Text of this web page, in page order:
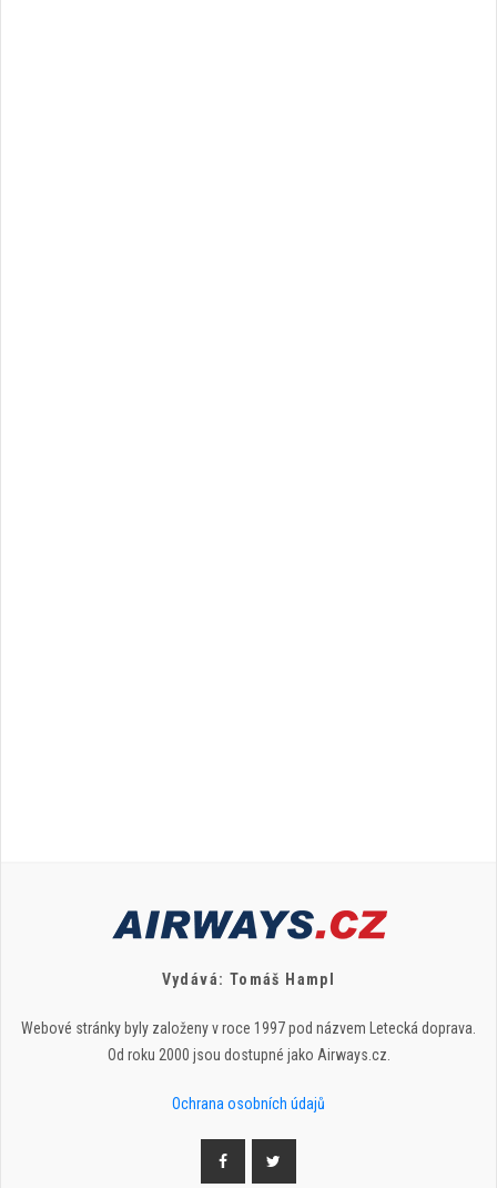
Vydává: Tomáš Hampl
Webové stránky byly založeny v roce 1997 pod názvem Letecká doprava.
Od roku 2000 jsou dostupné jako Airways.cz.
Ochrana osobních údajů